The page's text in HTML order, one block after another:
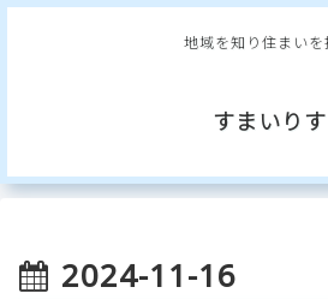
地域を知り住まいを
すまいりす
2024-11-16